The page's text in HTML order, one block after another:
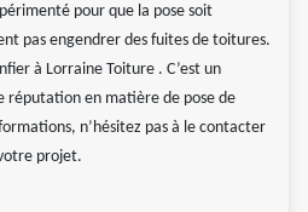
pour que la pose soit
pas engendrer des fuites de toitures.
à Lorraine Toiture . C’est un
réputation en matière de pose de
n’hésitez pas à le contacter
projet.